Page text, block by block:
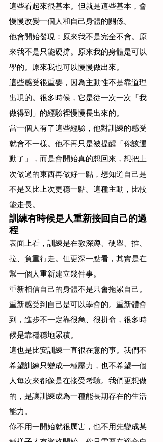
這些看起來很基本。但就是這些基本，會
慢慢改變一個人和自己身體的關係。
他會開始發現：原來我不是完全不會。原
來我不是只能硬撐。原來我的身體是可以
學的。原來我也可以慢慢做出來。
這些感受很重要，因為主動性不是靠道理
出現的。很多時候，它是從一次一次「我
做得到」的經驗裡慢慢長出來的。
當一個人有了這些經驗，他對訓練的感受
就會不一樣。他不再只是被提醒「你該運
動了」，而是會開始真的想回來，想把上
次做過的東西再做好一點，想知道自己是
不是又比上次更穩一點。這種主動，比較
能走長。
訓練有時候是人重新接回自己的過
程
表面上看，訓練是在教深蹲、硬舉、推、
拉、負重行走。但更深一點看，其實是在
幫一個人重新建立幾件事。
重新相信自己的身體不是只會拖累自己。
重新感受到自己是可以學會的。重新體會
到，進步不一定靠很急、很拼命，很多時
候是靠穩穩地累積。
這也是比安訓練一直很在意的事。我們不
希望訓練只變成一種壓力，也不希望一個
人每次來都像是在接受考驗。我們更想做
的，是讓訓練成為一種能長期存在的生活
能力。
你不用一開始就很厲害，也不用先變成某